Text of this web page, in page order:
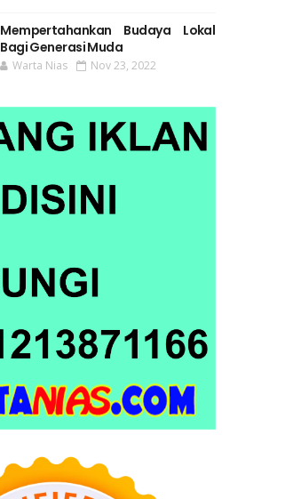
Mempertahankan Budaya Lokal
Bagi Generasi Muda
Warta Nias Nov 23, 2022